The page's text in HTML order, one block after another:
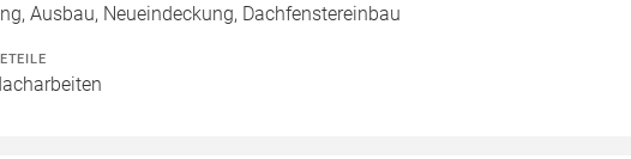
Ausbau, Neueindeckung, Dachfenstereinbau